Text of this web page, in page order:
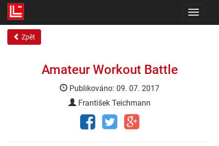
Toggle
Zpět
Amateur Workout Battle
Publikováno: 09. 07. 2017
František Teichmann